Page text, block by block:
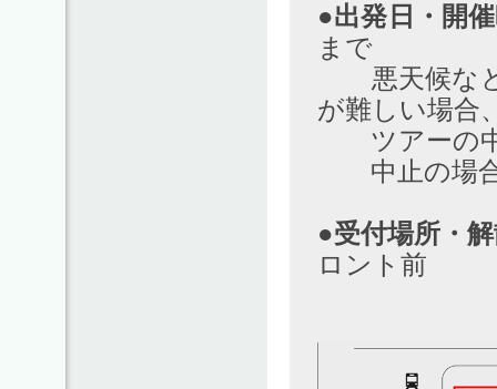
●出発日・開
まで
悪天候など
が難しい場合
ツアーの中
中止の場合
●受付場所・
ロント前